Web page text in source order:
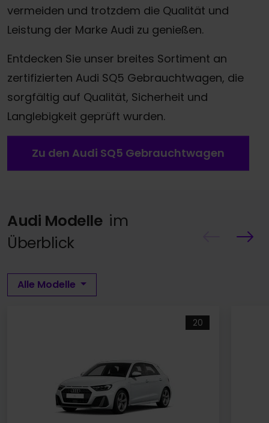
vermeiden und trotzdem die Qualität und
Leistung der Marke Audi zu genießen.
Entdecken Sie unser breites Sortiment an
zertifizierten Audi SQ5 Gebrauchtwagen, die
sorgfältig auf Qualität, Sicherheit und
Langlebigkeit geprüft wurden.
Zu den Audi SQ5 Gebrauchtwagen
Audi Modelle im
Überblick
Alle Modelle
20